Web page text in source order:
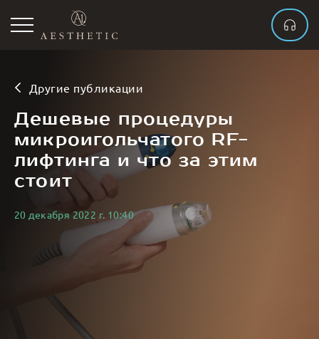
Другие публикации
Дешевые процедуры
микроигольчатого RF-
лифтинга и что за этим
стоит
20 декабря 2022 г. 10:40